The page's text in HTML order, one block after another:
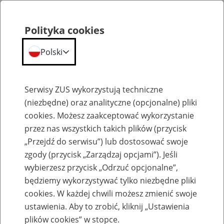
Emerytury
Baza zlikwidowanych lub
przekształconych zakładów pracy
Polityka cookies
Polski
Serwisy ZUS wykorzystują techniczne
(niezbędne) oraz analityczne (opcjonalne) pliki
cookies. Możesz zaakceptować wykorzystanie
przez nas wszystkich takich plików (przycisk
„Przejdź do serwisu”) lub dostosować swoje
zgody (przycisk „Zarządzaj opcjami”). Jeśli
wybierzesz przycisk „Odrzuć opcjonalne”,
będziemy wykorzystywać tylko niezbędne pliki
cookies. W każdej chwili możesz zmienić swoje
ustawienia. Aby to zrobić, kliknij „Ustawienia
plików cookies” w stopce.